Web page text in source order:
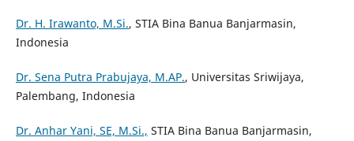
Dr. H. Irawanto, M.Si., STIA Bina Banua Banjarmasin,
Indonesia
Dr. Sena Putra Prabujaya, M.AP., Universitas Sriwijaya,
Palembang, Indonesia
Dr. Anhar Yani, SE, M.Si., STIA Bina Banua Banjarmasin,